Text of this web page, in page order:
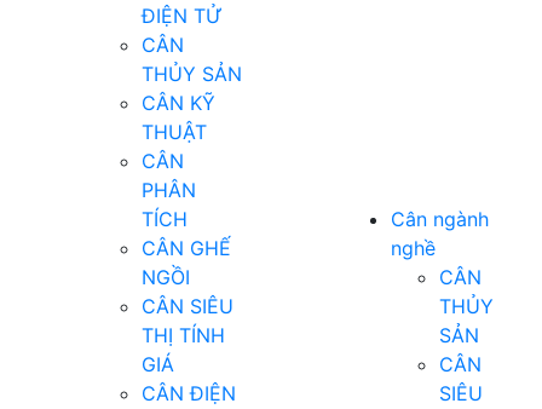
ĐIỆN TỬ
CÂN
THỦY SẢN
CÂN KỸ
THUẬT
CÂN
PHÂN
TÍCH
CÂN GHẾ
NGỒI
CÂN SIÊU
THỊ TÍNH
GIÁ
CÂN ĐIỆN
Cân ngành
nghề
CÂN
THỦY
SẢN
CÂN
SIÊU